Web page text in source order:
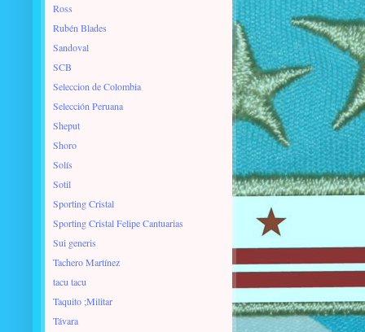
Ross
Rubén Blades
Sandoval
SCB
Seleccion de Colombia
Selección Peruana
Sheput
Shoro
Solís
Sotil
Sporting Cristal
Sporting Cristal Felipe Cantuarias
Sui generis
Tachero Martínez
tacu tacu
Taquito ;Militar
Távara